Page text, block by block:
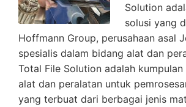
Solution
solusi yang
Hoffmann Group, perusahaan asal
spesialis dalam bidang alat dan
Total File Solution adalah
alat dan peralatan untuk
yang terbuat dari berbagai jenis